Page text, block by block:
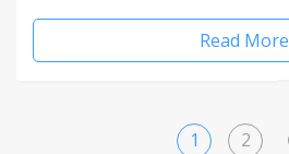
Read More
1 2